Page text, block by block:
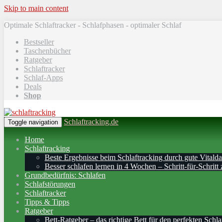
Skip to main content
Optimale Schlaftracker - Schlafphasen - optimaler Schlaf
Bestseller
Taschenbücher
Ratgeber
Schlaftracker
Schlaf-Apps
Deals
Shop
Toggle navigation Schlaftracking.de
Home
Schlaftracking
Beste Ergebnisse beim Schlaftracking durch gute
Besser schlafen lernen in 4 Wochen – Schritt‑für‑Schritt
Grundbedürfnis: Schlafen
Schlafstörungen
Schlaftracker
Tipps & Tipps
Ratgeber
Bett-Ratgeber – das richtige Bett für den perfekten